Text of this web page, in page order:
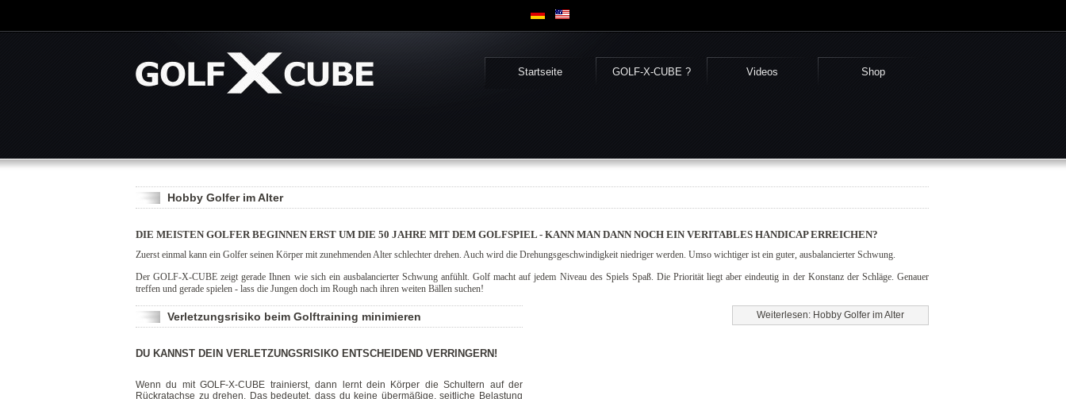
Startseite GOLF-X-CUBE ? Videos Shop
Hobby Golfer im Alter
DIE MEISTEN GOLFER BEGINNEN ERST UM DIE 50 JAHRE MIT DEM GOLFSPIEL - KANN MAN DANN NOCH EIN VERITABLES HANDICAP ERREICHEN?
Zuerst einmal kann ein Golfer seinen Körper mit zunehmenden Alter schlechter drehen. Auch wird die Drehungsgeschwindigkeit niedriger werden. Umso wichtiger ist ein guter, ausbalancierter Schwung.
Der GOLF-X-CUBE zeigt gerade Ihnen wie sich ein ausbalancierter Schwung anfühlt. Golf macht auf jedem Niveau des Spiels Spaß. Die Priorität liegt aber eindeutig in der Konstanz der Schläge. Genauer
treffen und gerade spielen - lass die Jungen doch im Rough nach ihren weiten Bällen suchen!
Weiterlesen: Hobby Golfer im Alter
Verletzungsrisiko beim Golftraining minimieren
DU KANNST DEIN VERLETZUNGSRISIKO ENTSCHEIDEND VERRINGERN!
Wenn du mit GOLF-X-CUBE trainierst, dann lernt dein Körper die Schultern auf der
Rückratachse zu drehen. Das bedeutet, dass du keine übermäßige, seitliche Belastung